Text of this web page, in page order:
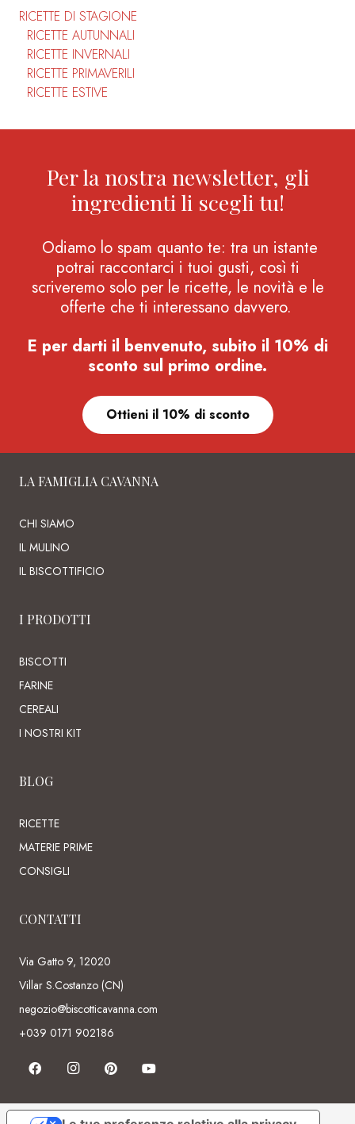
RICETTE DI STAGIONE
RICETTE AUTUNNALI
RICETTE INVERNALI
RICETTE PRIMAVERILI
RICETTE ESTIVE
Per la nostra newsletter, gli
ingredienti li scegli tu!
Odiamo lo spam quanto te: tra un istante
potrai raccontarci i tuoi gusti, così ti
scriveremo solo per le ricette, le novità e le
offerte che ti interessano davvero.
E per darti il benvenuto, subito il 10% di
sconto sul primo ordine.
Ottieni il 10% di sconto
LA FAMIGLIA CAVANNA
CHI SIAMO
IL MULINO
IL BISCOTTIFICIO
I PRODOTTI
BISCOTTI
FARINE
CEREALI
I NOSTRI KIT
BLOG
RICETTE
MATERIE PRIME
CONSIGLI
CONTATTI
Via Gatto 9, 12020
Villar S.Costanzo (CN)
negozio@biscotticavanna.com
+039 0171 902186